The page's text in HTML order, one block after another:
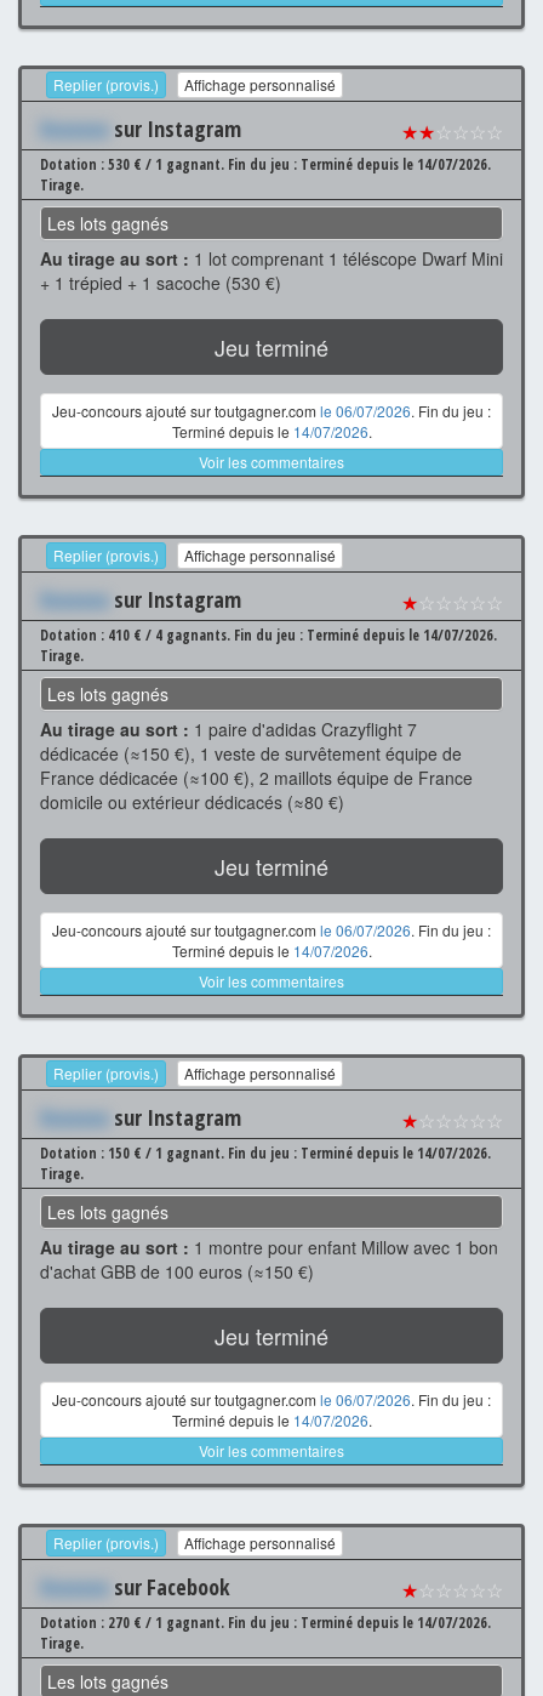
Replier (provis.) Affichage personnalisé
Xxxxxxx sur Instagram ★★☆☆☆☆
Dotation : 530 € / 1 gagnant. Fin du jeu : Terminé depuis le 14/07/2026.
Tirage.
Les lots gagnés
Au tirage au sort : 1 lot comprenant 1 téléscope Dwarf Mini
+ 1 trépied + 1 sacoche (530 €)
Jeu terminé
Jeu-concours ajouté sur toutgagner.com le 06/07/2026. Fin du jeu :
Terminé depuis le 14/07/2026.
Voir les commentaires
Replier (provis.) Affichage personnalisé
Xxxxxxx sur Instagram ★☆☆☆☆☆
Dotation : 410 € / 4 gagnants. Fin du jeu : Terminé depuis le 14/07/2026.
Tirage.
Les lots gagnés
Au tirage au sort : 1 paire d'adidas Crazyflight 7
dédicacée (≈150 €), 1 veste de survêtement équipe de
France dédicacée (≈100 €), 2 maillots équipe de France
domicile ou extérieur dédicacés (≈80 €)
Jeu terminé
Jeu-concours ajouté sur toutgagner.com le 06/07/2026. Fin du jeu :
Terminé depuis le 14/07/2026.
Voir les commentaires
Replier (provis.) Affichage personnalisé
Xxxxxxx sur Instagram ★☆☆☆☆☆
Dotation : 150 € / 1 gagnant. Fin du jeu : Terminé depuis le 14/07/2026.
Tirage.
Les lots gagnés
Au tirage au sort : 1 montre pour enfant Millow avec 1 bon
d'achat GBB de 100 euros (≈150 €)
Jeu terminé
Jeu-concours ajouté sur toutgagner.com le 06/07/2026. Fin du jeu :
Terminé depuis le 14/07/2026.
Voir les commentaires
Replier (provis.) Affichage personnalisé
Xxxxxxx sur Facebook ★☆☆☆☆☆
Dotation : 270 € / 1 gagnant. Fin du jeu : Terminé depuis le 14/07/2026.
Tirage.
Les lots gagnés